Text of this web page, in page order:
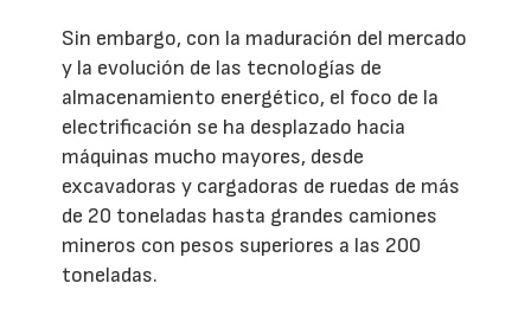
Sin embargo, con la maduración del mercado
y la evolución de las tecnologías de
almacenamiento energético, el foco de la
electrificación se ha desplazado hacia
máquinas mucho mayores, desde
excavadoras y cargadoras de ruedas de más
de 20 toneladas hasta grandes camiones
mineros con pesos superiores a las 200
toneladas.